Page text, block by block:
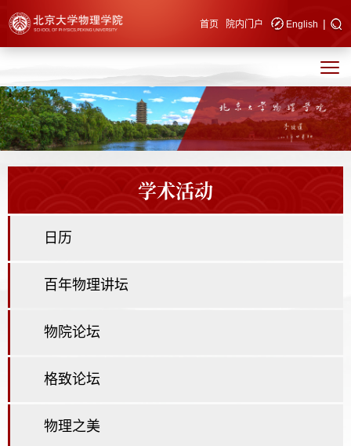
快速导航 首页 院内门户 English |
学术活动
日历
百年物理讲坛
物院论坛
格致论坛
物理之美